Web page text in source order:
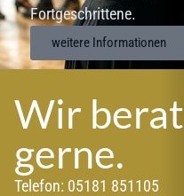
Fortgeschrittene.
weitere Informationen
Wir
gerne.
Telefon: 05181 851105